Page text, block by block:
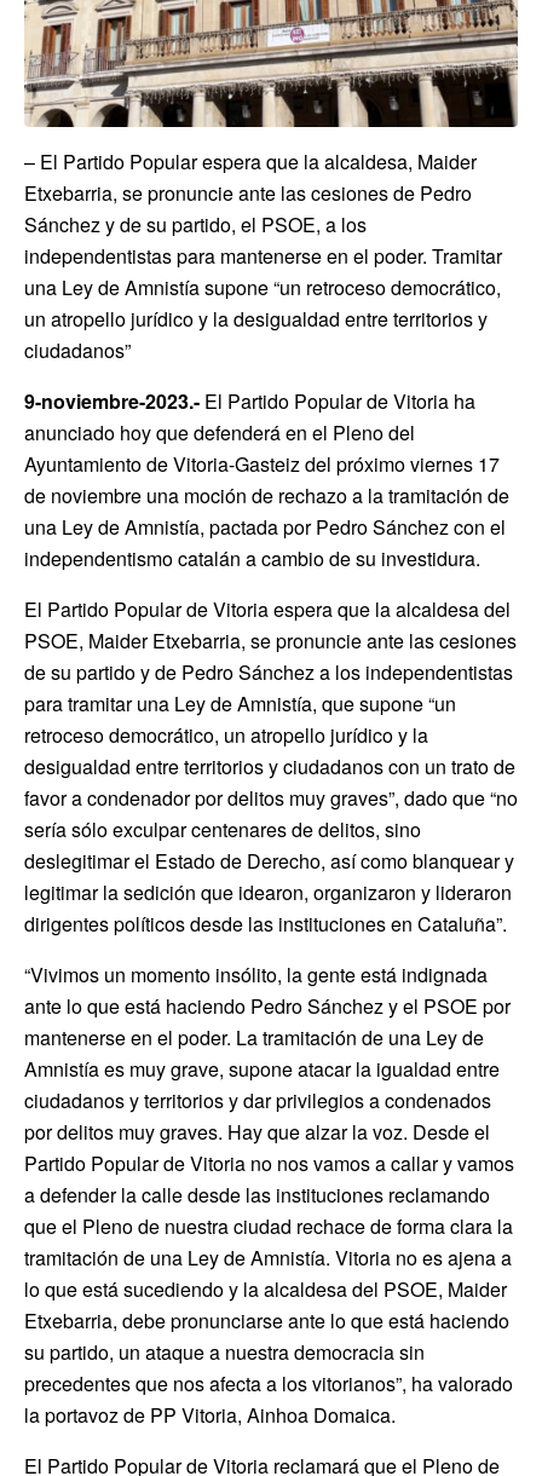
– El Partido Popular espera que la alcaldesa, Maider
Etxebarria, se pronuncie ante las cesiones de Pedro
Sánchez y de su partido, el PSOE, a los
independentistas para mantenerse en el poder. Tramitar
una Ley de Amnistía supone “un retroceso democrático,
un atropello jurídico y la desigualdad entre territorios y
ciudadanos”
9-noviembre-2023.- El Partido Popular de Vitoria ha
anunciado hoy que defenderá en el Pleno del
Ayuntamiento de Vitoria-Gasteiz del próximo viernes 17
de noviembre una moción de rechazo a la tramitación de
una Ley de Amnistía, pactada por Pedro Sánchez con el
independentismo catalán a cambio de su investidura.
El Partido Popular de Vitoria espera que la alcaldesa del
PSOE, Maider Etxebarria, se pronuncie ante las cesiones
de su partido y de Pedro Sánchez a los independentistas
para tramitar una Ley de Amnistía, que supone “un
retroceso democrático, un atropello jurídico y la
desigualdad entre territorios y ciudadanos con un trato de
favor a condenador por delitos muy graves”, dado que “no
sería sólo exculpar centenares de delitos, sino
deslegitimar el Estado de Derecho, así como blanquear y
legitimar la sedición que idearon, organizaron y lideraron
dirigentes políticos desde las instituciones en Cataluña”.
“Vivimos un momento insólito, la gente está indignada
ante lo que está haciendo Pedro Sánchez y el PSOE por
mantenerse en el poder. La tramitación de una Ley de
Amnistía es muy grave, supone atacar la igualdad entre
ciudadanos y territorios y dar privilegios a condenados
por delitos muy graves. Hay que alzar la voz. Desde el
Partido Popular de Vitoria no nos vamos a callar y vamos
a defender la calle desde las instituciones reclamando
que el Pleno de nuestra ciudad rechace de forma clara la
tramitación de una Ley de Amnistía. Vitoria no es ajena a
lo que está sucediendo y la alcaldesa del PSOE, Maider
Etxebarria, debe pronunciarse ante lo que está haciendo
su partido, un ataque a nuestra democracia sin
precedentes que nos afecta a los vitorianos”, ha valorado
la portavoz de PP Vitoria, Ainhoa Domaica.
El Partido Popular de Vitoria reclamará que el Pleno de